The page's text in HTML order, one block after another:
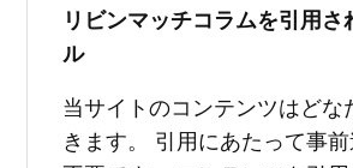
リビンマッチコラムを引用
ル
当サイトのコンテンツはどな
きます。 引用にあたって事